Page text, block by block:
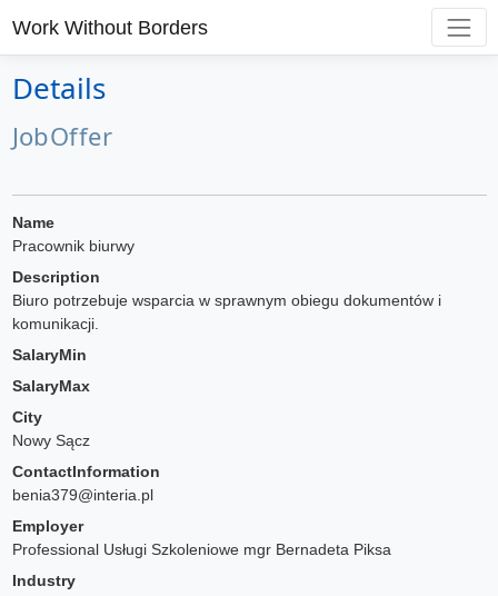
Work Without Borders
Details
JobOffer
Name
Pracownik biurwy
Description
Biuro potrzebuje wsparcia w sprawnym obiegu dokumentów i
komunikacji.
SalaryMin
SalaryMax
City
Nowy Sącz
ContactInformation
benia379@interia.pl
Employer
Professional Usługi Szkoleniowe mgr Bernadeta Piksa
Industry